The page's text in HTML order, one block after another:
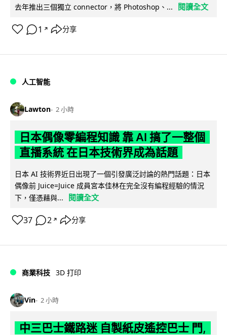
去年推出三個獨立 connector，將 Photoshop、... 閱讀全文
1 ↗ 分享
人工智能
Lawton 2 小時
日本偶像零編程知識 靠 AI 搞了一整個
直播系統 在日本技術界成為話題
日本 AI 技術界近日出現了一個引發廣泛討論的熱門話題：日本
偶像前 Juice=Juice 成員宮本佳林在完全沒有編程經驗的情況
下，僅憑藉與...
閱讀全文
37 2 ↗ 分享
商業科技 3D 打印
Vin 2 小時
中三巴士鐵路迷 自製紙皮遙控巴士 門,